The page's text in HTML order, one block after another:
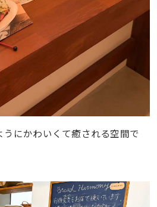
にかわいくて癒される空間で